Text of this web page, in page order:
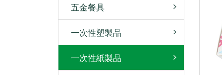
五金餐具
一次性塑製品
一次性紙製品